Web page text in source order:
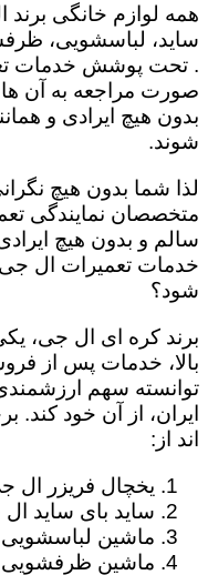
همه لوازم خانگی
ساید، لباسشویی،
. تحت پوشش خدمات
صورت مراجعه به آن
بدون هیچ ایرادی و
شوند.
لذا شما بدون هیچ
متخصصان نمایندگی
سالم و بدون هیچ
خدمات تعمیرات ال
شود؟
برند کره ای ال جی،
بالا، خدمات پس از
توانسته سهم ارزشمندی
ایران، از آن خود کند.
اند از:
یخچال فریزر ال
ساید بای ساید
ماشین
ماشین